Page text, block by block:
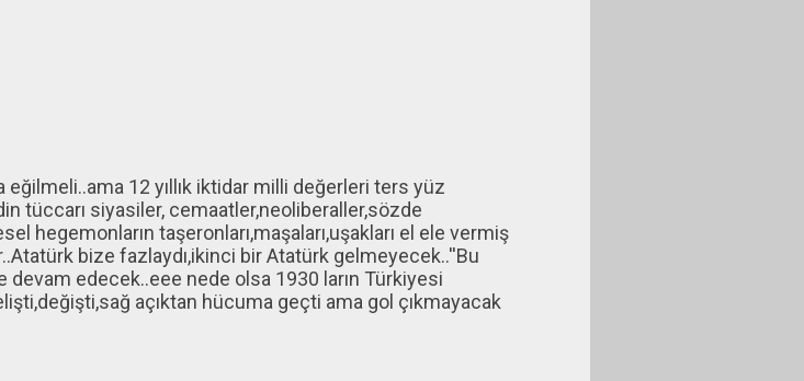
12 yıllık iktidar milli değerleri ters yüz
tüccarı siyasiler, cemaatler,neoliberaller,sözde
hegemonların taşeronları,maşaları,uşakları el ele vermiş
bize fazlaydı,ikinci bir Atatürk gelmeyecek..''Bu
edecek..eee nede olsa 1930 ların Türkiyesi
açıktan hücuma geçti ama gol çıkmayacak